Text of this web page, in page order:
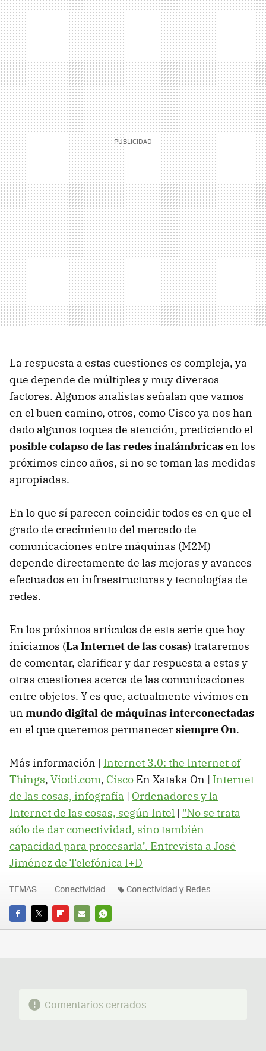
La respuesta a estas cuestiones es compleja, ya
que depende de múltiples y muy diversos
factores. Algunos analistas señalan que vamos
en el buen camino, otros, como Cisco ya nos han
dado algunos toques de atención, prediciendo el
posible colapso de las redes inalámbricasen los
próximos cinco años, si no se toman las medidas
apropiadas.
En lo que sí parecen coincidir todos es en que el
grado de crecimiento del mercado de
comunicaciones entre máquinas (M2M)
depende directamente de las mejoras y avances
efectuados en infraestructuras y tecnologías de
redes.
En los próximos artículos de esta serie que hoy
iniciamos (La Internet de las cosas) trataremos
de comentar, clarificar y dar respuesta a estas y
otras cuestiones acerca de las comunicaciones
entre objetos. Y es que, actualmente vivimos en
un mundo digital de máquinas interconectadas
en el que queremos permanecersiempre On.
Más información | Internet 3.0: the Internet of
Things, Viodi.com, Cisco En Xataka On | Internet
de las cosas, infografía | Ordenadores y la
Internet de las cosas, según Intel | "No se trata
sólo de dar conectividad, sino también
capacidad para procesarla". Entrevista a José
Jiménez de Telefónica I+D
FACEBOOK
TWITTERFLIPBOARD
E-
WHATSAPP
TEMAS Conectividad Conectividad y Redes
Comentarios cerrados